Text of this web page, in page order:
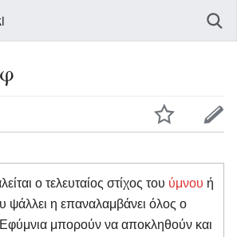
ο τελευταίος στίχος του ύμνου ή
ψάλλει η επαναλαμβάνει όλος ο
μπορούν να αποκληθούν και